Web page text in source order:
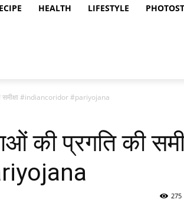
HEALTH LIFESTYLE
समीक्षा #indiancoridor #pariyojana
की प्रगति की
275